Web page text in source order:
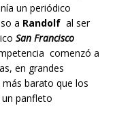
un periódico
a Randolf al ser
San Francisco
comenzó a
en grandes
barato que los
panfleto